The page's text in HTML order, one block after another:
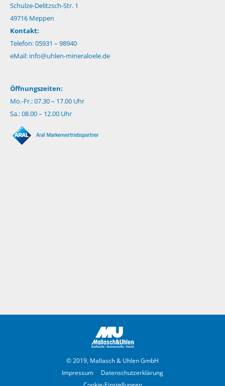
Schulze-Delitzsch-Str. 1
49716 Meppen
Kontakt:
Telefon: 05931 – 98940
eMail: info@uhlen-mineraloele.de
Öffnungszeiten:
Mo.-Fr.: 07.30 – 17.00 Uhr
Sa.: 08.00 – 12.00 Uhr
© 2019, Mallasch & Uhlen GmbH
Impressum
Datenschutzerklärung